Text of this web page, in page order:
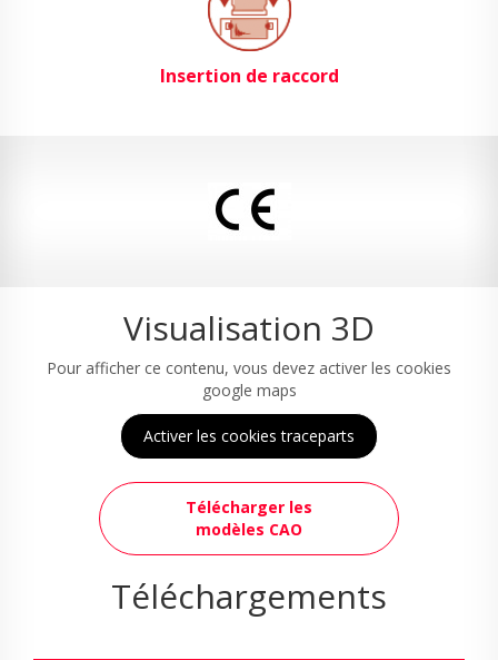
Insertion de raccord
Visualisation 3D
Pour afficher ce contenu, vous devez activer les cookies
google maps
Activer les cookies traceparts
Télécharger les
modèles CAO
Téléchargements